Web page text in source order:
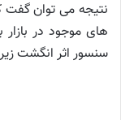
های موجود در
سنسور اثر انگشت